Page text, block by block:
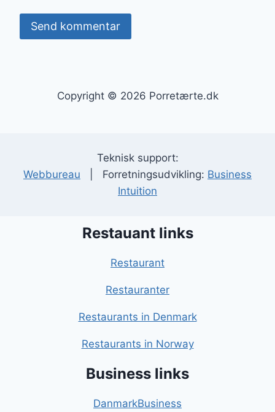
Copyright © 2026 Porretærte.dk
Teknisk support:
Webbureau | Forretningsudvikling: Business
Intuition
Restauant links
Restaurant
Restauranter
Restaurants in Denmark
Restaurants in Norway
Business links
DanmarkBusiness